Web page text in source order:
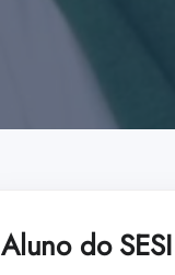
Aluno do